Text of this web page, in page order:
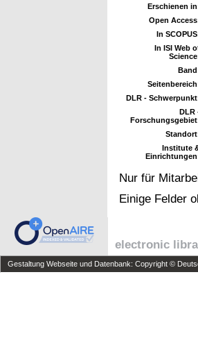
Erschienen
Open
In
In ISI Web
DLR -
DLR
Institute
Nur für
Einige Felder
electronic
Gestaltung Webseite und Datenbank: Copyright ©